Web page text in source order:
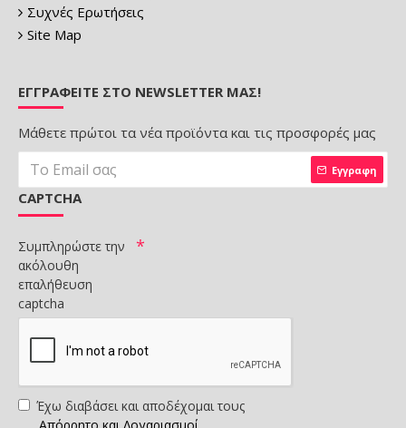
Συχνές Ερωτήσεις
Site Map
ΕΓΓΡΑΦΕΊΤΕ ΣΤΟ NEWSLETTER ΜΑΣ!
Μάθετε πρώτοι τα νέα προϊόντα και τις προσφορές μας
Εγγραφη
CAPTCHA
Συμπληρώστε την
ακόλουθη
επαλήθευση
captcha
Έχω διαβάσει και αποδέχομαι τους